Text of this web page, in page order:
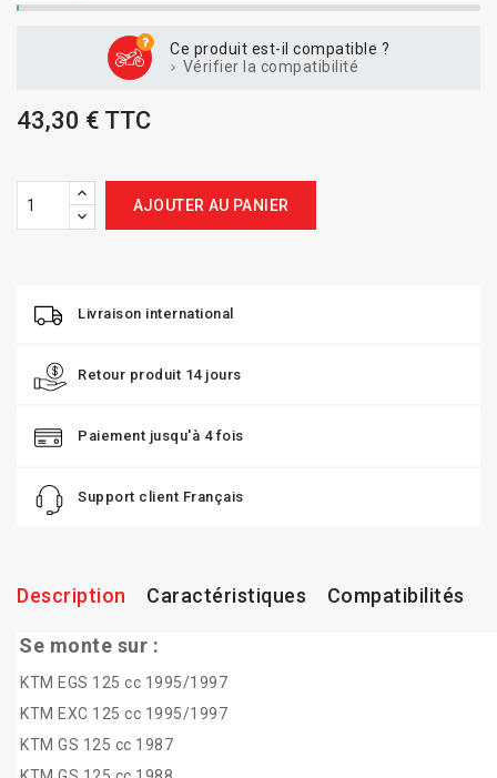
Ce produit est-il compatible ?
Vérifier la compatibilité
43,30 € TTC
AJOUTER AU PANIER
Livraison international
Retour produit 14 jours
Paiement jusqu'à 4 fois
Support client Français
Description Caractéristiques Compatibilités
Se monte sur :
KTM EGS 125 cc 1995/1997
KTM EXC 125 cc 1995/1997
KTM GS 125 cc 1987